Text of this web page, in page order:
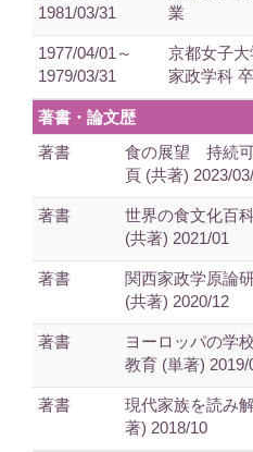
1981/03/31
業
1977/04/01～
1979/03/31
京都女子
家政学科
著書・論文歴
著書
食の展望 持続
頁 (共著) 2023/
著書
世界の食文化百
(共著) 2021/01
著書
関西家政学原論
(共著) 2020/12
著書
ヨーロッパの学
教育 (単著) 2019/
著書
現代家族を読み
著) 2018/10